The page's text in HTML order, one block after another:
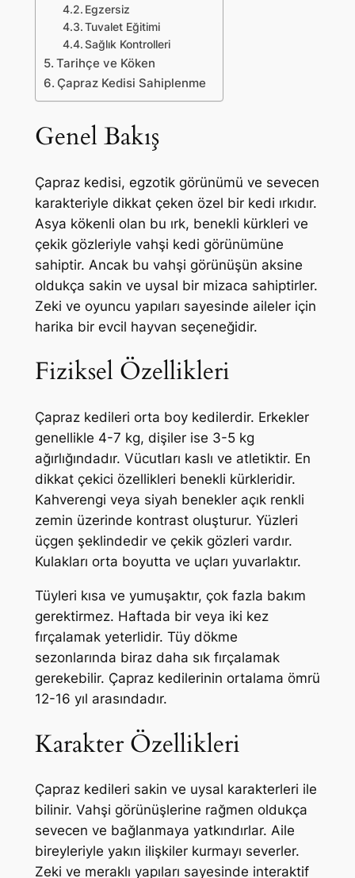
Egzersiz
Tuvalet Eğitimi
Sağlık Kontrolleri
Tarihçe ve Köken
Çapraz Kedisi Sahiplenme
Genel Bakış
Çapraz kedisi, egzotik görünümü ve sevecen
karakteriyle dikkat çeken özel bir kedi ırkıdır.
Asya kökenli olan bu ırk, benekli kürkleri ve
çekik gözleriyle vahşi kedi görünümüne
sahiptir. Ancak bu vahşi görünüşün aksine
oldukça sakin ve uysal bir mizaca sahiptirler.
Zeki ve oyuncu yapıları sayesinde aileler için
harika bir evcil hayvan seçeneğidir.
Fiziksel Özellikleri
Çapraz kedileri orta boy kedilerdir. Erkekler
genellikle 4-7 kg, dişiler ise 3-5 kg
ağırlığındadır. Vücutları kaslı ve atletiktir. En
dikkat çekici özellikleri benekli kürkleridir.
Kahverengi veya siyah benekler açık renkli
zemin üzerinde kontrast oluşturur. Yüzleri
üçgen şeklindedir ve çekik gözleri vardır.
Kulakları orta boyutta ve uçları yuvarlaktır.
Tüyleri kısa ve yumuşaktır, çok fazla bakım
gerektirmez. Haftada bir veya iki kez
fırçalamak yeterlidir. Tüy dökme
sezonlarında biraz daha sık fırçalamak
gerekebilir. Çapraz kedilerinin ortalama ömrü
12-16 yıl arasındadır.
Karakter Özellikleri
Çapraz kedileri sakin ve uysal karakterleri ile
bilinir. Vahşi görünüşlerine rağmen oldukça
sevecen ve bağlanmaya yatkındırlar. Aile
bireyleriyle yakın ilişkiler kurmayı severler.
Zeki ve meraklı yapıları sayesinde interaktif